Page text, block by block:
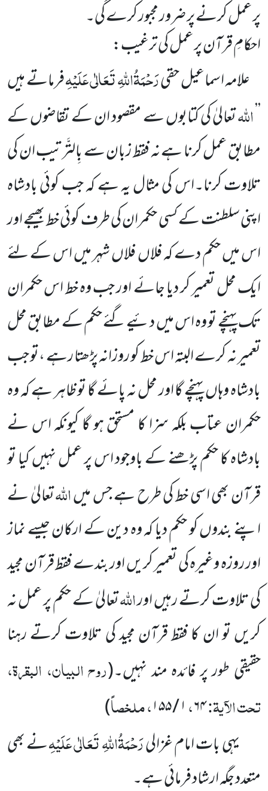
پر عمل کرنے پر ضرور مجبور کرے گی۔
احکامِ قرآن پر عمل کی ترغیب:
علامہ اسماعیل حقیرَحْمَۃُاللہِ تَعَالٰی عَلَیْہِفرماتے ہیں
’’اللہتعالیٰ کی کتابوں سے مقصود ان کے تقاضوں کے
مطابق عمل کرنا ہے نہ فقط زبان سے بِالتَّرتیب ان کی
تلاوت کرنا۔اس کی مثال یہ ہے کہ جب کوئی بادشاہ
اپنی سلطنت کے کسی حکمران کی طرف کوئی خط بھیجے اور
اس میں حکم دے کہ فلاں فلاں شہر میں اس کے لئے
ایک محل تعمیر کر دیا جائے اور جب وہ خط اس حکمران
تک پہنچے تو وہ اس میں دئیے گئے حکم کے مطابق محل
تعمیر نہ کرے البتہ اس خط کو روزانہ پڑھتا رہے ،تو جب
بادشاہ وہاں پہنچے گا اور محل نہ پائے گا تو ظاہر ہے کہ وہ
حکمران عتاب بلکہ سزا کا مستحق ہو گا کیونکہ اس نے
بادشاہ کا حکم پڑھنے کے باوجود اس پر عمل نہیں کیا تو
قرآن بھی اسی خط کی طرح ہے جس میںاللہتعالیٰ نے
اپنے بندوں کو حکم دیا کہ وہ دین کے ارکان جیسے نماز
اور روزہ وغیرہ کی تعمیر کریں اور بندے فقط قرآن مجید
کی تلاوت کرتے رہیں اوراللہتعالیٰ کے حکم پر عمل نہ
کریں تو ان کا فقط قرآن مجید کی تلاوت کرتے رہنا
حقیقی طور پر فائدہ مند نہیں۔(روح البیان، البقرۃ،
تحت الآیۃ:۶۴،۱ / ۱۵۵ ، ملخصاً)
یہی بات امام غزالیرَحْمَۃُاللہِ تَعَالٰی عَلَیْہِنے بھی
متعدد جگہ ارشاد فرمائی ہے۔